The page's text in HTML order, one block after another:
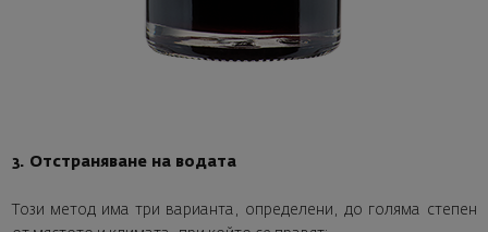
3. Отстраняване на водата
Този метод има три варианта, определени, до голяма степен